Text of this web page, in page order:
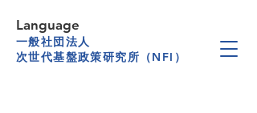
一般社団法人
次世代基盤政策研究所（NFI）
Language